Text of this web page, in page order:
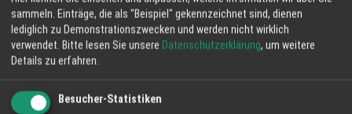
sammeln. Einträge, die als "Beispiel" gekennzeichnet sind, dienen
lediglich zu Demonstrationszwecken und werden nicht wirklich
verwendet. Bitte lesen Sie unsere Datenschutzerklärung, um weitere
Details zu erfahren.
Besucher-Statistiken